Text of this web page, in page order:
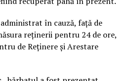
în cauză, față de
reținerii pentru 24 de ore,
de Reținere și Arestare